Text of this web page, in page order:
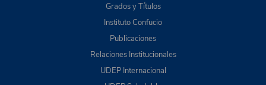
Grados y Títulos
Instituto Confucio
Publicaciones
Relaciones Institucionales
UDEP Internacional